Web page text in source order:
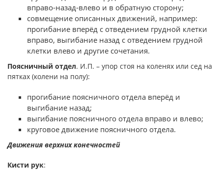
вправо-назад-влево и в обратную сторону;
совмещение описанных движений, например:
прогибание вперёд с отведением грудной клетки
вправо, выгибание назад с отведением грудной
клетки влево и другие сочетания.
Поясничный отдел. И.П. – упор стоя на коленях или сед на
пятках (колени на полу):
прогибание поясничного отдела вперёд и
выгибание назад;
выгибание поясничного отдела вправо и влево;
круговое движение поясничного отдела.
Движения верхних конечностей
Кисти рук: